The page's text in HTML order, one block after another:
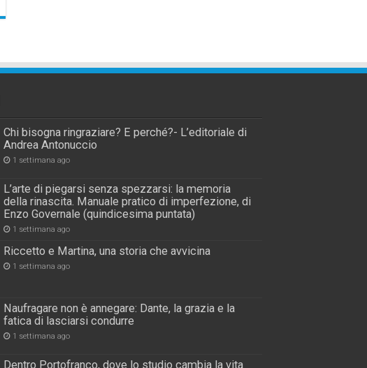
Chi bisogna ringraziare? E perché?- L’editoriale di
Andrea Antonuccio
1 settimana ago
L’arte di piegarsi senza spezzarsi: la memoria
della rinascita. Manuale pratico di imperfezione, di
Enzo Governale (quindicesima puntata)
1 settimana ago
Riccetto e Martina, una storia che avvicina
1 settimana ago
Naufragare non è annegare: Dante, la grazia e la
fatica di lasciarsi condurre
1 settimana ago
Dentro Portofranco, dove lo studio cambia la vita